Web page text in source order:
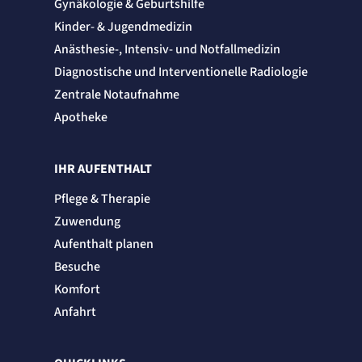
Gynäkologie & Geburtshilfe
Kinder- & Jugendmedizin
Anästhesie-, Intensiv- und Notfallmedizin
Diagnostische und Interventionelle Radiologie
Zentrale Notaufnahme
Apotheke
IHR AUFENTHALT
Pflege & Therapie
Zuwendung
Aufenthalt planen
Besuche
Komfort
Anfahrt
Cookie Laufzeit:
"no" - 50 Jahre, "yes" - 480 Tage
Content-Management-System-
Cookie
Name:
Dient der Identifizierung eines Anwenders und der besseren Bedienerführung.
Session
Sitzungs-Cookie
Name:
Anbieter:
Artemed SE